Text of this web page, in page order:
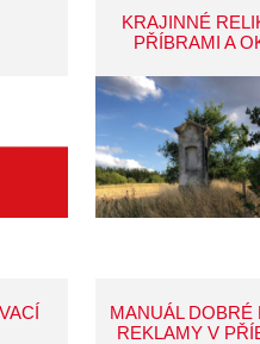
KRAJINNÉ
PŘÍBRAMI A
MANUÁL DOBRÉ
REKLAMY V